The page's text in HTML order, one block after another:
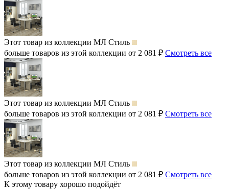
Этот товар из коллекции МЛ Стиль
больше товаров из этой коллекции от 2 081 ₽ Смотреть все
Этот товар из коллекции МЛ Стиль
больше товаров из этой коллекции от 2 081 ₽ Смотреть все
Этот товар из коллекции МЛ Стиль
больше товаров из этой коллекции от 2 081 ₽ Смотреть все
К этому товару хорошо подойдёт